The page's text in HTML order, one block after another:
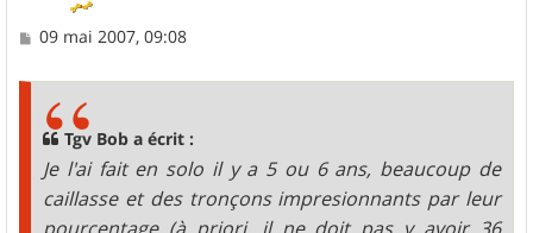
M
09 mai 2007, 09:08
Tgv Bob a écrit :
Je l'ai fait en solo il y a 5 ou 6 ans, beaucoup de
caillasse et des tronçons impresionnants par leur